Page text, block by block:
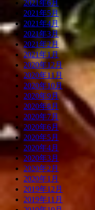
2021年6月
2021年5月
2021年4月
2021年3月
2021年2月
2021年1月
2020年12月
2020年11月
2020年10月
2020年9月
2020年8月
2020年7月
2020年6月
2020年5月
2020年4月
2020年3月
2020年2月
2020年1月
2019年12月
2019年11月